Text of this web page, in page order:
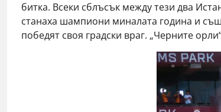
битка. Всеки сблъсък между тези два
станаха шампиони миналата година и
победят своя градски враг. „Черните